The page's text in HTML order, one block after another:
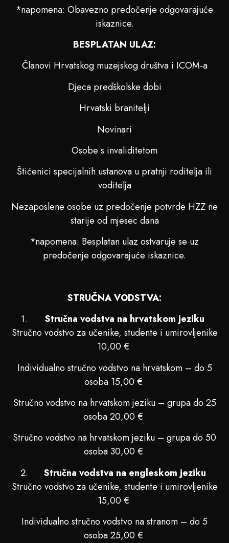
*napomena: Obavezno predočenje odgovarajuće
iskaznice.
BESPLATAN ULAZ:
Članovi Hrvatskog muzejskog društva i ICOM-a
Djeca predškolske dobi
Hrvatski branitelji
Novinari
Osobe s invaliditetom
Štićenici specijalnih ustanova u pratnji roditelja ili
voditelja
Nezaposlene osobe uz predočenje potvrde HZZ ne
starije od mjesec dana
*napomena: Besplatan ulaz ostvaruje se uz
predočenje odgovarajuće iskaznice.
STRUČNA VODSTVA:
Stručna vodstva na hrvatskom jeziku
Stručno vodstvo za učenike, studente i umirovljenike
10,00 €
Individualno stručno vodstvo na hrvatskom – do 5
osoba 15,00 €
Stručno vodstvo na hrvatskom jeziku – grupa do 25
osoba 20,00 €
Stručno vodstvo na hrvatskom jeziku – grupa do 50
osoba 30,00 €
Stručna vodstva na engleskom jeziku
Stručno vodstvo za učenike, studente i umirovljenike
15,00 €
Individualno stručno vodstvo na stranom – do 5
osoba 25,00 €